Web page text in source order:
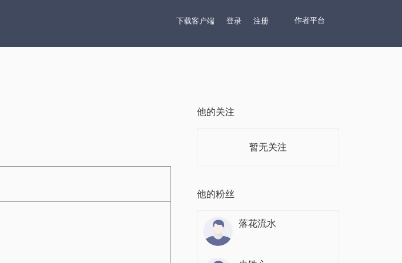
下载客户端 登录 注册 作者平台
他的关注
暂无关注
他的粉丝
落花流水